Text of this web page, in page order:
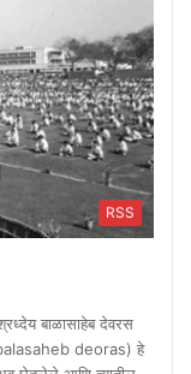
RSS
बाळासाहेब देवरस
(balasaheb deoras) हे